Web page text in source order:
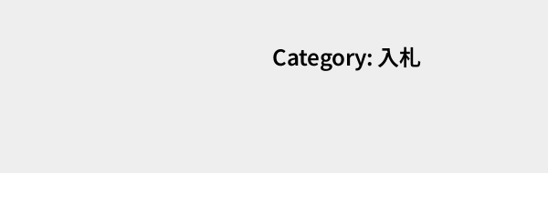
Category: 入札